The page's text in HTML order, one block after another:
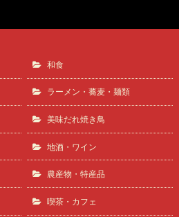
和食
ラーメン・蕎麦・麺類
美味だれ焼き鳥
地酒・ワイン
農産物・特産品
喫茶・カフェ